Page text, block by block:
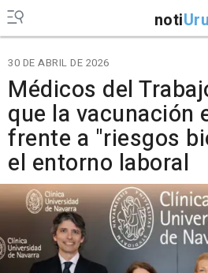
noti
30 DE ABRIL DE 2026
Médicos del
que la vacunación
frente a "riesgos
el entorno laboral